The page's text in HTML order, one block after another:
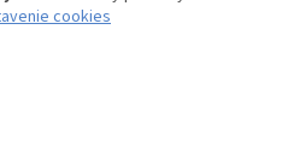
cookies